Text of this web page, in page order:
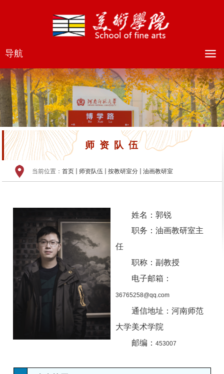
导航
师资队伍
当前位置：首页 师资队伍 按教研室分 油画教研室
姓名：郭锐
职务：油画教研室主
任
职称：副教授
电子邮箱：
36765258@qq.com
通信地址：河南师范
大学美术学院
邮编：453007